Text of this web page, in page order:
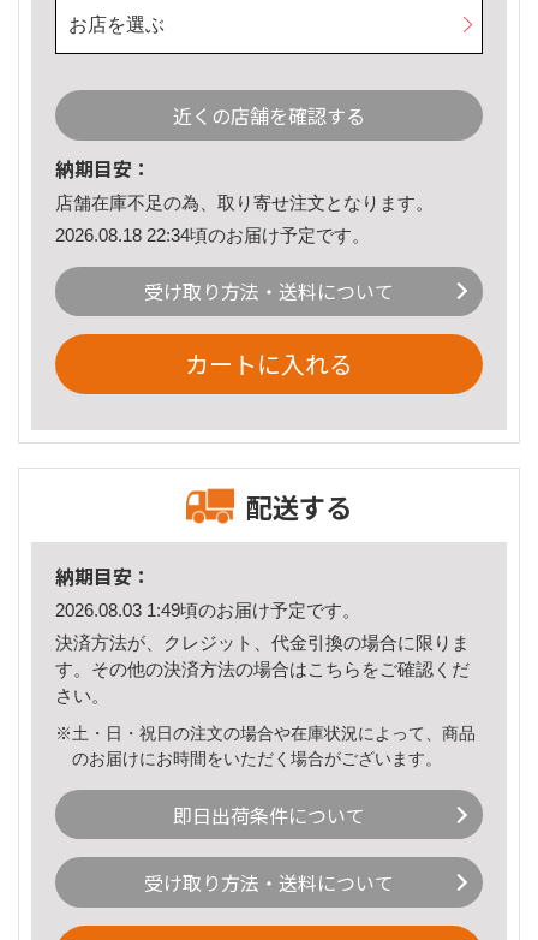
お店を選ぶ
近くの店舗を確認する
納期目安：
店舗在庫不足の為、取り寄せ注文となります。
2026.08.18 22:34頃のお届け予定です。
受け取り方法・送料について
カートに入れる
配送する
納期目安：
2026.08.03 1:49頃のお届け予定です。
決済方法が、クレジット、代金引換の場合に限りま
す。その他の決済方法の場合はこちら をご確認くだ
さい。
※土・日・祝日の注文の場合や在庫状況によって、商品
のお届けにお時間をいただく場合がございます。
即日出荷条件について
受け取り方法・送料について